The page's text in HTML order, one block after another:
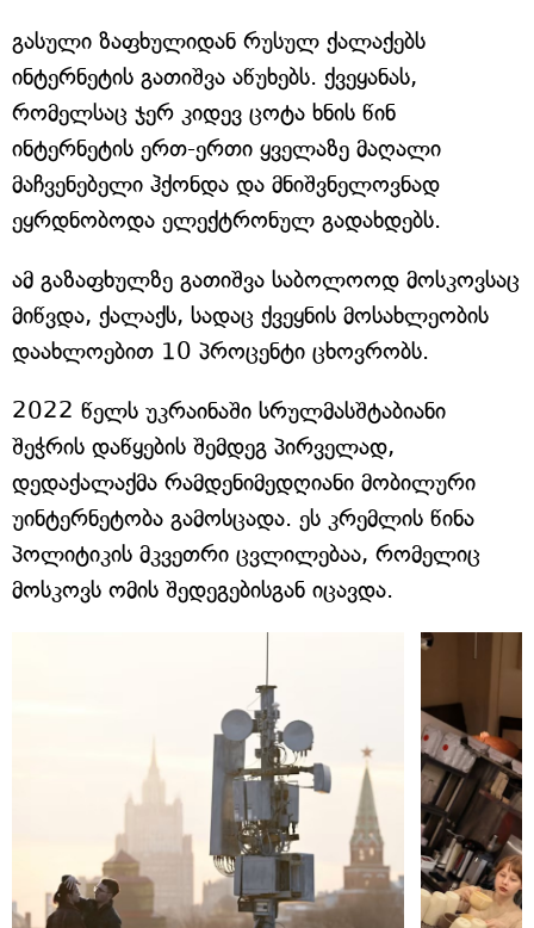
გასული ზაფხულიდან რუსულ ქალაქებს
ინტერნეტის გათიშვა აწუხებს. ქვეყანას,
რომელსაც ჯერ კიდევ ცოტა ხნის წინ
ინტერნეტის ერთ-ერთი ყველაზე მაღალი
მაჩვენებელი ჰქონდა და მნიშვნელოვნად
ეყრდნობოდა ელექტრონულ გადახდებს.
ამ გაზაფხულზე გათიშვა საბოლოოდ მოსკოვსაც
მიწვდა, ქალაქს, სადაც ქვეყნის მოსახლეობის
დაახლოებით 10 პროცენტი ცხოვრობს.
2022 წელს უკრაინაში სრულმასშტაბიანი
შეჭრის დაწყების შემდეგ პირველად,
დედაქალაქმა რამდენიმედღიანი მობილური
უინტერნეტობა გამოსცადა. ეს კრემლის წინა
პოლიტიკის მკვეთრი ცვლილებაა, რომელიც
მოსკოვს ომის შედეგებისგან იცავდა.